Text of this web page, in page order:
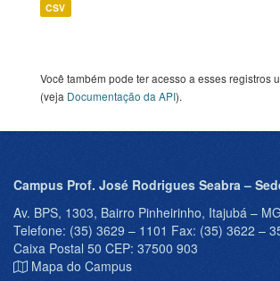
CSV
Você também pode ter acesso a esses registros
(veja Documentação da API).
Campus Prof. José Rodrigues Seabra –
Av. BPS, 1303, Bairro Pinheirinho, Itajubá – MG
Telefone: (35) 3629 – 1101 Fax: (35) 3622 –
Caixa Postal 50 CEP: 37500 903
Mapa do Campus